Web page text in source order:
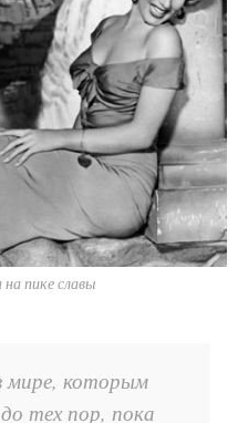
пике славы
мире, которым
тех пор, пока